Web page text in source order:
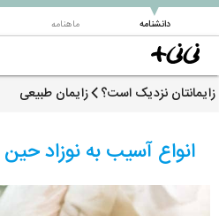
دانشنامه
▼ ماهنامه
زایمانتان نزدیک است؟ زایمان طبیعی
انواع آسیب به نوزاد